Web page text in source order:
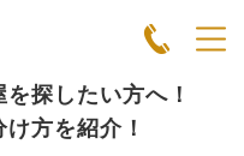
探したい方へ！
方を紹介！